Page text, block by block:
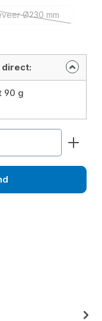
beschikbaar.)
Ø230 mm
(Deze optie is
direct:
90 g
gewenste